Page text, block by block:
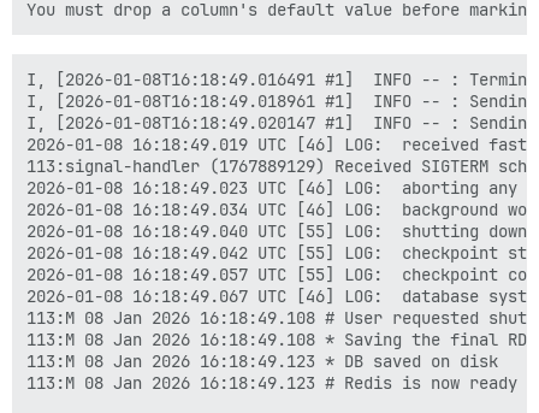
I, [2026-01-08T16:18:49.016491 #1]  INFO -- :
I, [2026-01-08T16:18:49.018961 #1]  INFO -- :
I, [2026-01-08T16:18:49.020147 #1]  INFO -- :
2026-01-08 16:18:49.019 UTC [46] LOG:  received fast
113:signal-handler (1767889129) Received SIGTERM
2026-01-08 16:18:49.023 UTC [46] LOG:  aborting
2026-01-08 16:18:49.034 UTC [46] LOG:
2026-01-08 16:18:49.040 UTC [55] LOG:  shutting down
2026-01-08 16:18:49.042 UTC [55] LOG:  checkpoint
2026-01-08 16:18:49.057 UTC [55] LOG:  checkpoint
2026-01-08 16:18:49.067 UTC [46] LOG:  database
113:M 08 Jan 2026 16:18:49.108 # User requested
113:M 08 Jan 2026 16:18:49.108 * Saving the final
113:M 08 Jan 2026 16:18:49.123 * DB saved on disk
113:M 08 Jan 2026 16:18:49.123 # Redis is now